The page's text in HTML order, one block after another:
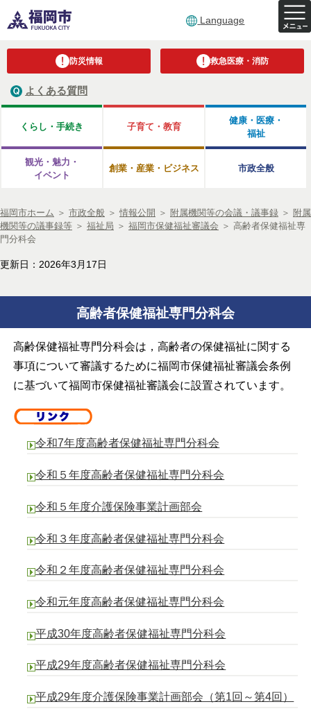
Language
防災情報 救急医療・消防
よくある質問
くらし・手続き 子育て・教育
健康・医療・
福祉
観光・魅力・
イベント
創業・産業・ビジネス 市政全般
福岡市ホーム ＞ 市政全般 ＞ 情報公開 ＞ 附属機関等の会議・議事録 ＞ 附属
機関等の議事録等 ＞ 福祉局 ＞ 福岡市保健福祉審議会 ＞ 高齢者保健福祉専
門分科会
更新日：2026年3月17日
高齢者保健福祉専門分科会
高齢保健福祉専門分科会は，高齢者の保健福祉に関する
事項について審議するために福岡市保健福祉審議会条例
に基づいて福岡市保健福祉審議会に設置されています。
令和7年度高齢者保健福祉専門分科会
令和５年度高齢者保健福祉専門分科会
令和５年度介護保険事業計画部会
令和３年度高齢者保健福祉専門分科会
令和２年度高齢者保健福祉専門分科会
令和元年度高齢者保健福祉専門分科会
平成30年度高齢者保健福祉専門分科会
平成29年度高齢者保健福祉専門分科会
平成29年度介護保険事業計画部会（第1回～第4回）